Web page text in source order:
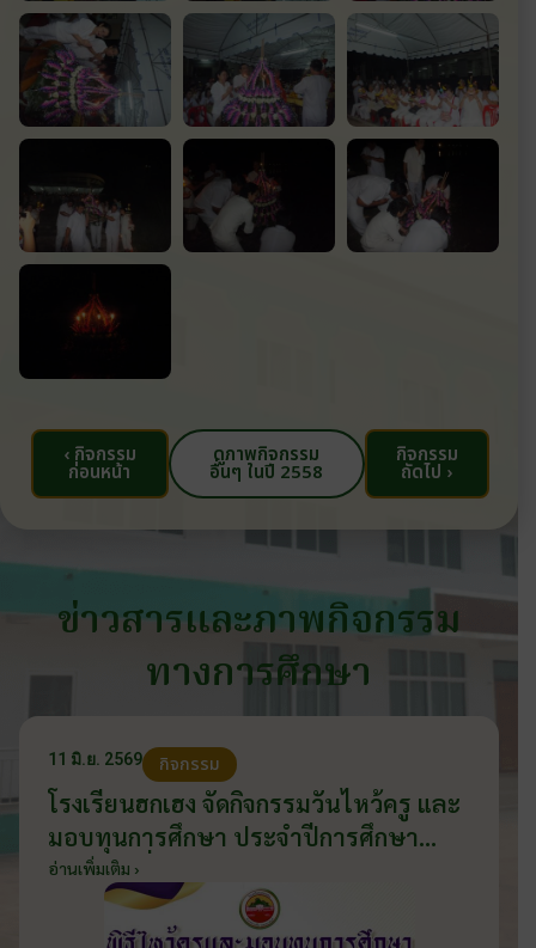
‹ กิจกรรม
ก่อนหน้า
ดูภาพกิจกรรม
อื่นๆ ในปี 2558
กิจกรรม
ถัดไป ›
ข่าวสารและภาพกิจกรรม
ทางการศึกษา
11 มิ.ย. 2569 กิจกรรม
โรงเรียนฮกเฮง จัดกิจกรรมวันไหว้ครู และ
มอบทุนการศึกษา ประจำปีการศึกษา
2569 วันที่ 11 มิถุนายน 2569
อ่านเพิ่มเติม ›